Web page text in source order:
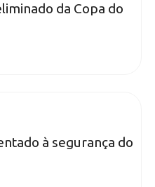
da Copa do
à segurança do